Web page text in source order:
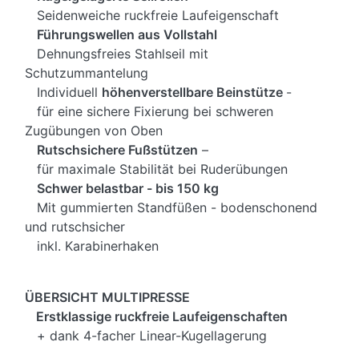
Seidenweiche ruckfreie Laufeigenschaft
Führungswellen aus Vollstahl
Dehnungsfreies Stahlseil mit
Schutzummantelung
Individuell höhenverstellbare Beinstütze -
für eine sichere Fixierung bei schweren
Zugübungen von Oben
Rutschsichere Fußstützen –
für maximale Stabilität bei Ruderübungen
Schwer belastbar - bis 150 kg
Mit gummierten Standfüßen - bodenschonend
und rutschsicher
inkl. Karabinerhaken
ÜBERSICHT MULTIPRESSE
Erstklassige ruckfreie Laufeigenschaften
+ dank 4-facher Linear-Kugellagerung